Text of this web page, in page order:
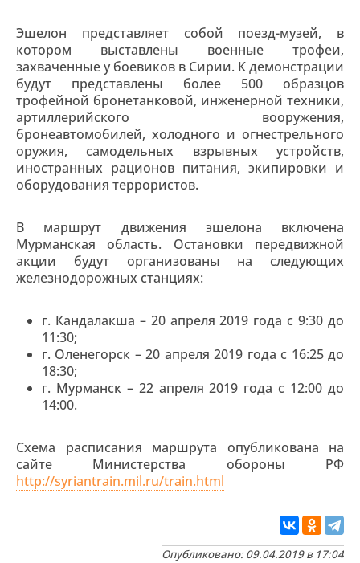
Эшелон представляет собой поезд-музей, в
котором выставлены военные трофеи,
захваченные у боевиков в Сирии. К демонстрации
будут представлены более 500 образцов
трофейной бронетанковой, инженерной техники,
артиллерийского вооружения,
бронеавтомобилей, холодного и огнестрельного
оружия, самодельных взрывных устройств,
иностранных рационов питания, экипировки и
оборудования террористов.
В маршрут движения эшелона включена
Мурманская область. Остановки передвижной
акции будут организованы на следующих
железнодорожных станциях:
г. Кандалакша – 20 апреля 2019 года с 9:30 до
11:30;
г. Оленегорск – 20 апреля 2019 года с 16:25 до
18:30;
г. Мурманск – 22 апреля 2019 года с 12:00 до
14:00.
Схема расписания маршрута опубликована на
сайте Министерства обороны РФ
http://syriantrain.mil.ru/train.html
Опубликовано: 09.04.2019 в 17:04